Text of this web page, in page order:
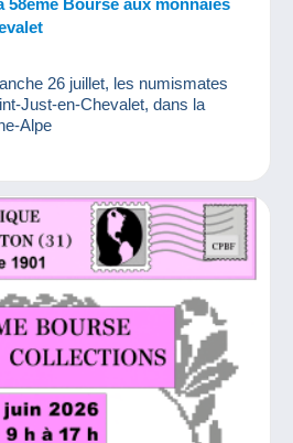
58ème Bourse aux monnaies
26 juillet, les numismates
Just-en-Chevalet, dans la
Alpe